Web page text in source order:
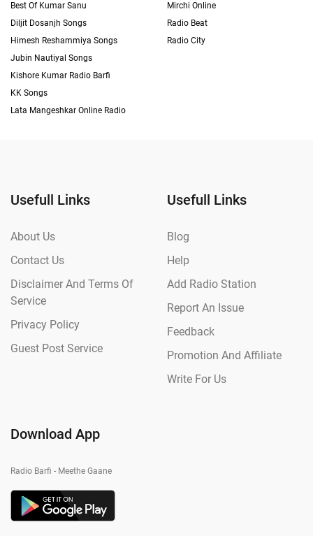
Best Of Kumar Sanu
Diljit Dosanjh Songs
Himesh Reshammiya Songs
Jubin Nautiyal Songs
Kishore Kumar Radio Barfi
KK Songs
Lata Mangeshkar Online Radio
Mirchi Online
Radio Beat
Radio City
Usefull Links
About Us
Contact Us
Disclaimer And Terms Of
Service
Privacy Policy
Guest Post Service
Usefull Links
Blog
Help
Add Radio Station
Report An Issue
Feedback
Promotion And Affiliate
Write For Us
Download App
Radio Barfi - Meethe Gaane